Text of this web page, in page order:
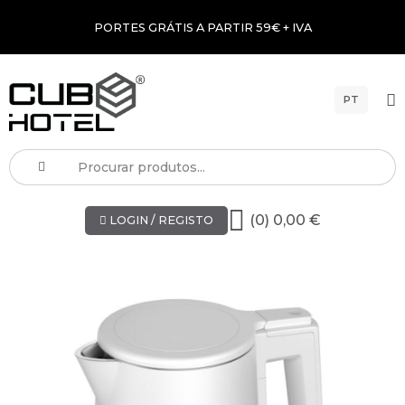
PORTES GRÁTIS A PARTIR 59€ + IVA
PT
LOGIN / REGISTO (0) 0,00 €